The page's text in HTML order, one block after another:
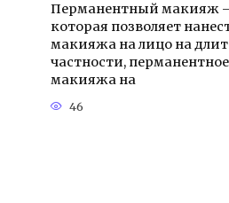
Перманентный макияж –
которая позволяет
макияжа на лицо на
частности,
макияжа на
46